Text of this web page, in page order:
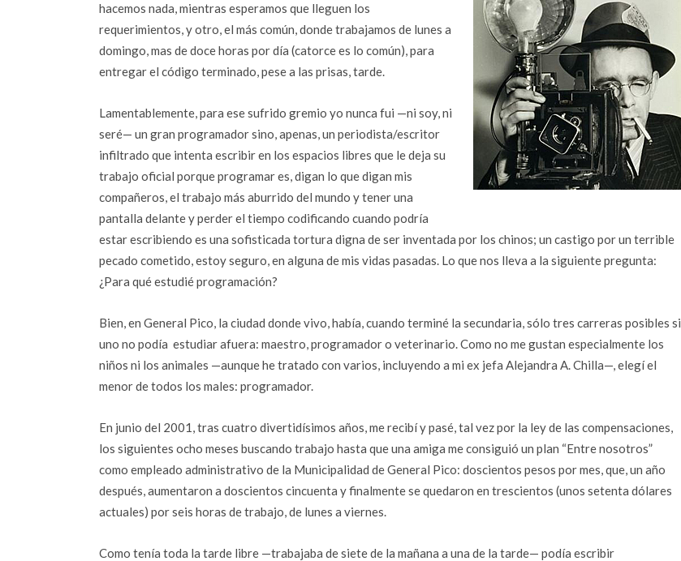
hacemos nada, mientras esperamos que lleguen los
requerimientos, y otro, el más común, donde trabajamos de lunes a
domingo, mas de doce horas por día (catorce es lo común), para
entregar el código terminado, pese a las prisas, tarde.
Lamentablemente, para ese sufrido gremio yo nunca fui —ni soy, ni
seré— un gran programador sino, apenas, un periodista/escritor
infiltrado que intenta escribir en los espacios libres que le deja su
trabajo oficial porque programar es, digan lo que digan mis
compañeros, el trabajo más aburrido del mundo y tener una
pantalla delante y perder el tiempo codificando cuando podría
estar escribiendo es una sofisticada tortura digna de ser inventada por los chinos; un castigo por un terrible
pecado cometido, estoy seguro, en alguna de mis vidas pasadas. Lo que nos lleva a la siguiente pregunta:
¿Para qué estudié programación?
Bien, en General Pico, la ciudad donde vivo, había, cuando terminé la secundaria, sólo tres carreras posibles si
uno no podía estudiar afuera: maestro, programador o veterinario. Como no me gustan especialmente los
niños ni los animales —aunque he tratado con varios, incluyendo a mi ex jefa Alejandra A. Chilla—, elegí el
menor de todos los males: programador.
En junio del 2001, tras cuatro divertidísimos años, me recibí y pasé, tal vez por la ley de las compensaciones,
los siguientes ocho meses buscando trabajo hasta que una amiga me consiguió un plan “Entre nosotros”
como empleado administrativo de la Municipalidad de General Pico: doscientos pesos por mes, que, un año
después, aumentaron a doscientos cincuenta y finalmente se quedaron en trescientos (unos setenta dólares
actuales) por seis horas de trabajo, de lunes a viernes.
Como tenía toda la tarde libre —trabajaba de siete de la mañana a una de la tarde— podía escribir